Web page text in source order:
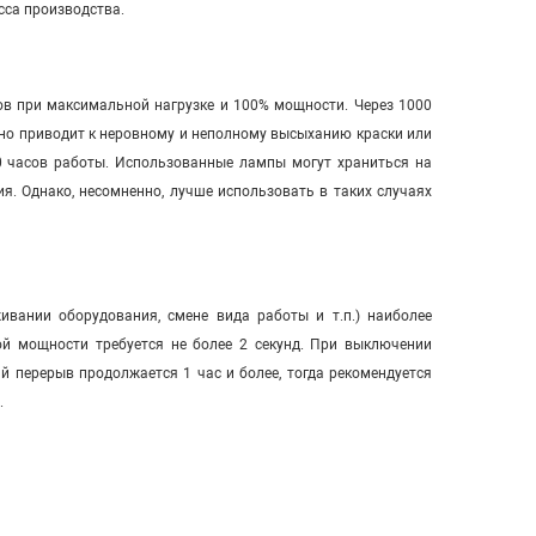
производства.
максимальной нагрузке и 100% мощности. Через 1000
приводит к неровному и неполному высыханию краски или
работы. Использованные лампы могут храниться на
Однако, несомненно, лучше использовать в таких случаях
оборудования, смене вида работы и т.п.) наиболее
требуется не более 2 секунд. При выключении
продолжается 1 час и более, тогда рекомендуется